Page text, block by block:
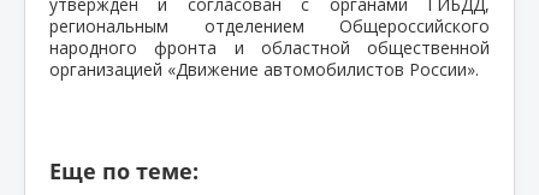
региональным отделением Общероссийского
народного фронта и областной общественной
организацией «Движение автомобилистов России».
Еще по теме: